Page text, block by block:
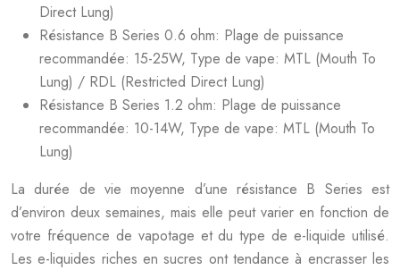
Direct Lung)
Résistance B Series 0.6 ohm: Plage de puissance
recommandée: 15-25W, Type de vape: MTL (Mouth To
Lung) / RDL (Restricted Direct Lung)
Résistance B Series 1.2 ohm: Plage de puissance
recommandée: 10-14W, Type de vape: MTL (Mouth To
Lung)
La durée de vie moyenne d’une résistance B Series est
d’environ deux semaines, mais elle peut varier en fonction de
votre fréquence de vapotage et du type de e-liquide utilisé.
Les e-liquides riches en sucres ont tendance à encrasser les